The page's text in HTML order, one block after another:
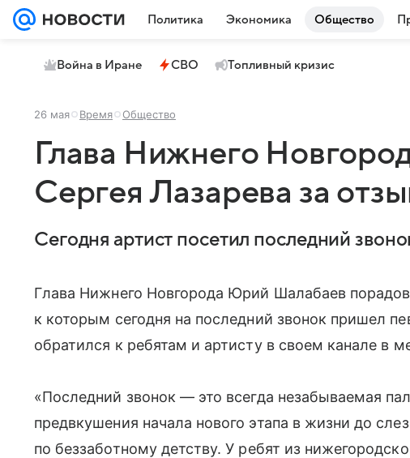
Политика Экономика Общество
Война в Иране СВО Топливный кризис
26 мая Время Общество
Глава Нижнего
Сергея Лазарева за
Сегодня артист посетил последний
Глава Нижнего Новгорода Юрий Шалабаев
к которым сегодня на последний звонок пришел
обратился к ребятам и артисту в своем канале в
«Последний звонок — это всегда незабываемая
предвкушения начала нового этапа в жизни до
по беззаботному детству. У ребят из